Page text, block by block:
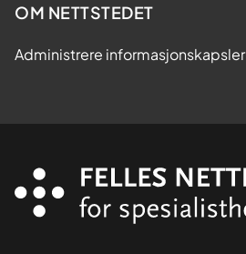
OM NETTSTEDET
Administrere informasjonskapsler